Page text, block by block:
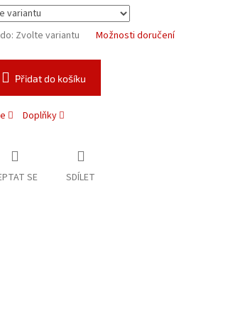
Zvolte variantu Možnosti doručení
Přidat do košíku
Doplňky
SE SDÍLET